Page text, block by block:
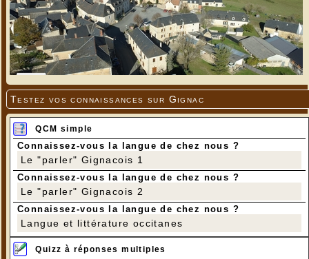
Testez vos connaissances sur Gignac
QCM simple
Connaissez-vous la langue de chez nous ?
Le "parler" Gignacois 1
Connaissez-vous la langue de chez nous ?
Le "parler" Gignacois 2
Connaissez-vous la langue de chez nous ?
Langue et littérature occitanes
Quizz à réponses multiples